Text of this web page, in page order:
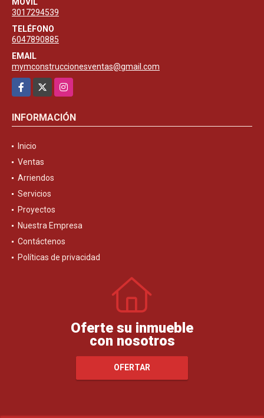
MÓVIL
3017294539
TELÉFONO
6047890885
EMAIL
mymconstruccionesventas@gmail.com
Facebook
Instagram
INFORMACIÓN
Inicio
Ventas
Arriendos
Servicios
Proyectos
Nuestra Empresa
Contáctenos
Políticas de privacidad
Oferte su inmueble
con nosotros
OFERTAR